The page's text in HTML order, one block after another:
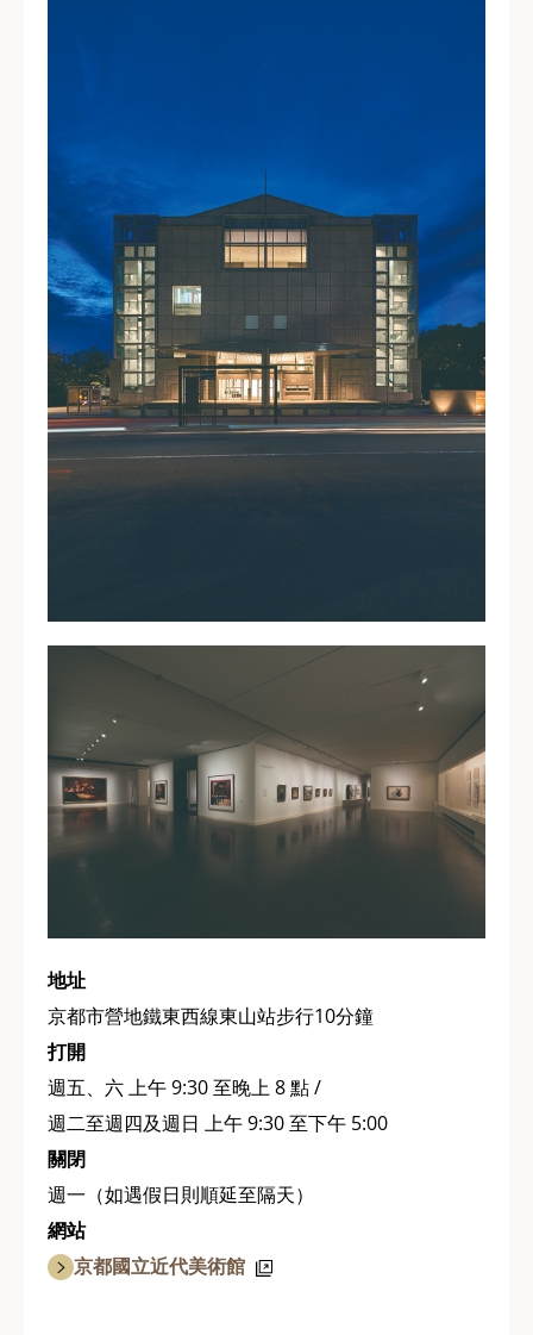
地址
京都市營地鐵東西線東山站步行10分鐘
打開
週五、六 上午 9:30 至晚上 8 點 /
週二至週四及週日 上午 9:30 至下午 5:00
關閉
週一（如遇假日則順延至隔天）
網站
京都國立近代美術館